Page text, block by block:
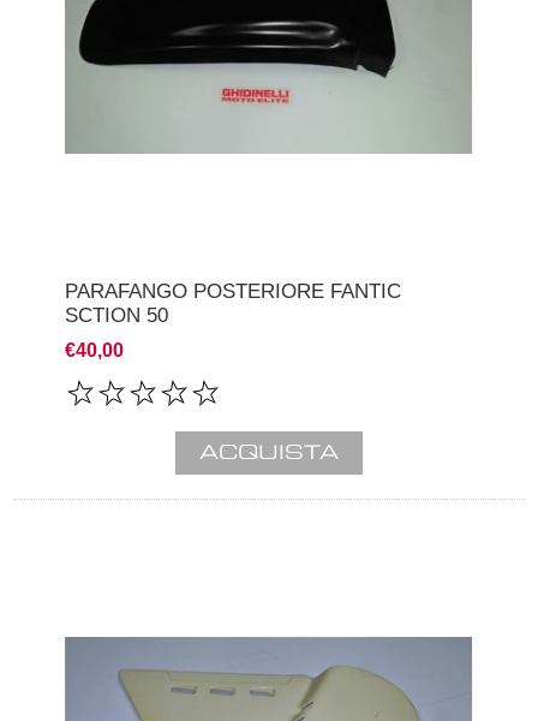
PARAFANGO POSTERIORE FANTIC
SCTION 50
€40,00